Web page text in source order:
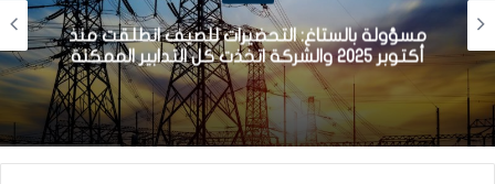
مسؤولة بالستاغ: التحضيرات للصيف انطلقت منذ
أكتوبر 2025 والشركة اتخذت كل التدابير الممكنة